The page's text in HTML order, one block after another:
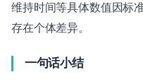
维持时间等具体数值因标
存在个体差异。
一句话小结